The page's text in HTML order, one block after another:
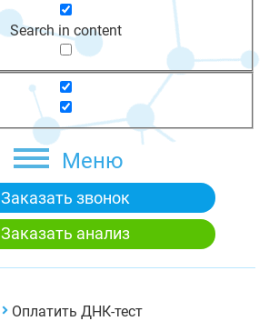
Search in content
Меню
Заказать звонок
Заказать анализ
Оплатить ДНК-тест